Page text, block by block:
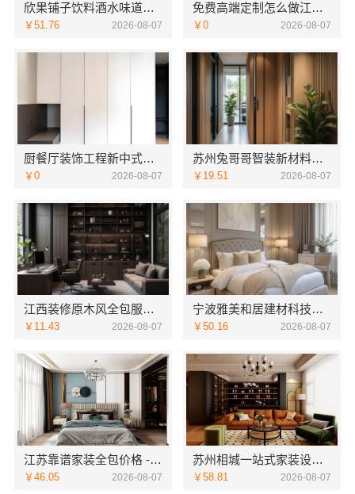
欣果铺子饮料酒水味道非常不错
￥51.76 2026-08-07
免费高端定制怎么做江苏东钢金属家居有限公司
￥0 2026-08-07
厨餐厅装饰工程新中式为什么江苏东钢金属家居有限公司
￥0 2026-08-07
苏州兔哥哥智装新材料有限公司婚房设计施工一体化
￥19.51 2026-08-07
江西装修原木风全包服务选江西尚宅尚品新型环保材料有限公司
￥11.43 2026-08-07
宁波雅美和居建材科技有限公司-余姚家装设计到店咨询
￥50.16 2026-08-07
江苏靠谱家装全包价格 - 常州宜居佳装饰
￥46.05 2026-08-07
苏州相城一站式家装设计多少钱拎包入住苏州百年豪庭新材料有限公司
￥58.81 2026-08-07